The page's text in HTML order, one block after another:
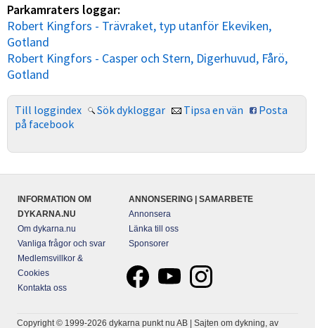
Parkamraters loggar:
Robert Kingfors - Trävraket, typ utanför Ekeviken,
Gotland
Robert Kingfors - Casper och Stern, Digerhuvud, Fårö,
Gotland
Till loggindex Sök dykloggar Tipsa en vän
Posta
på facebook
INFORMATION OM
DYKARNA.NU
Om dykarna.nu
Vanliga frågor och svar
Medlemsvillkor &
Cookies
Kontakta oss
ANNONSERING | SAMARBETE
Annonsera
Länka till oss
Sponsorer
Copyright © 1999-2026 dykarna punkt nu AB | Sajten om dykning, av